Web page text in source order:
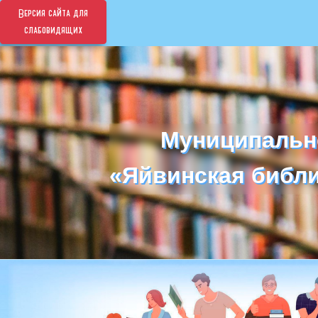
Версия сайта для
слабовидящих
«Яйвинская
«Яйвинская